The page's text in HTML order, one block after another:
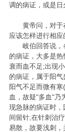
调的病证，或是日
黄帝问，对于在
应该怎样进行相
岐伯回答说，
的病证，大多是
衰而血不足;出现
的病证，属于阳
阳气不足而微有
血，故疑"多血"乃
现急脉的病证时
间留针;在针刺治
易散，故要浅刺